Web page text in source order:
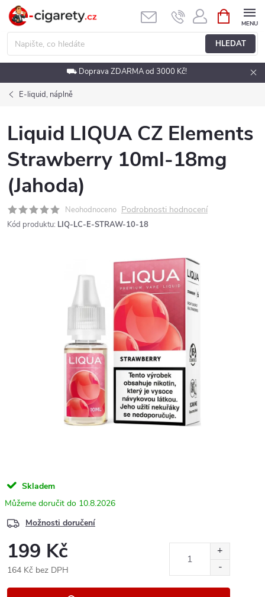
Přejít
obsah
HLEDAT
NÁKUPNÍ
KOŠÍK
⛟ Doprava ZDARMA od 3000 Kč!
E-liquid, náplně
Liquid LIQUA CZ Elements
Strawberry 10ml-18mg
(Jahoda)
Neohodnoceno Podrobnosti hodnocení
Kód produktu: LIQ-LC-E-STRAW-10-18
Skladem
10.8.2026
Možnosti doručení
199 Kč
164 Kč bez DPH